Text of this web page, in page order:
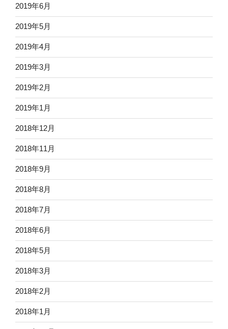
2019年6月
2019年5月
2019年4月
2019年3月
2019年2月
2019年1月
2018年12月
2018年11月
2018年9月
2018年8月
2018年7月
2018年6月
2018年5月
2018年3月
2018年2月
2018年1月